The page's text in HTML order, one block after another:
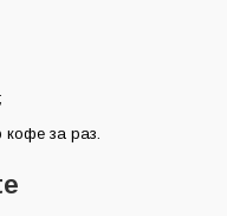
за раз.